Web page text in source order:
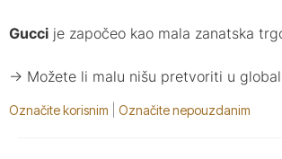
Gucci je započeo kao mala zanatska
→ Možete li malu nišu pretvoriti u
Označite korisnim Označite nepouzdanim